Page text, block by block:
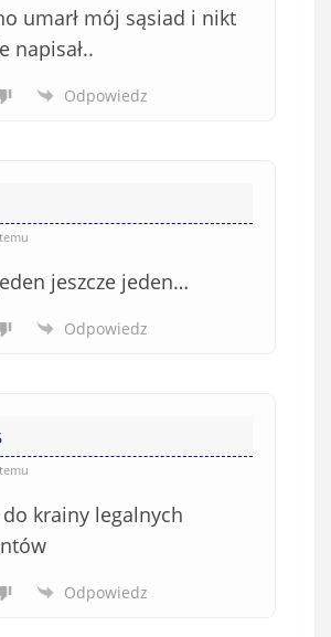
umarł mój sąsiad i nikt
napisał..
Odpowiedz
jeszcze jeden…
Odpowiedz
do krainy legalnych
Odpowiedz